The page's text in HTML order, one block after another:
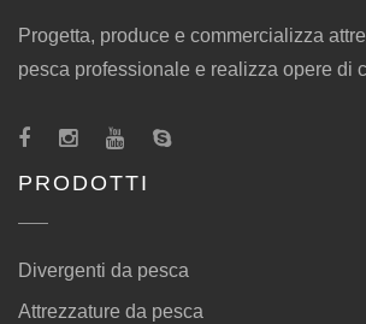
Progetta, produce e commercializza
pesca professionale e realizza opere di
PRODOTTI
Divergenti da pesca
Attrezzature da pesca